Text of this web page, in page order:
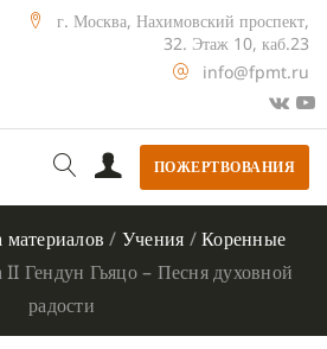
г. Москва, Нахимовский проспект,
32. Этаж 10, каб.23
info@fpmt.ru
ПОЖЕРТВОВАНИЯ
/ Учения /Коренные
Гендун Гьяцо – Песня духовной
радости